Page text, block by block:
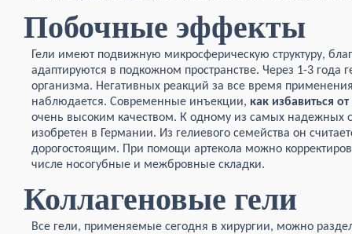
Побочные эффекты
Гели имеют подвижную микросферическую структуру,
адаптируются в подкожном пространстве. Через 1-3 года
организма. Негативных реакций за все время
наблюдается. Современные инъекции, как избавиться
очень высоким качеством. К одному из самых надежных
изобретен в Германии. Из гелиевого семейства он
дорогостоящим. При помощи артекола можно
числе носогубные и межбровные складки.
Коллагеновые гели
Все гели, применяемые сегодня в хирургии, можно